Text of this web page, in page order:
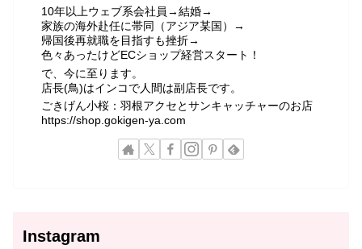
10年以上ウェブ系会社員→結婚→
家族の海外赴任に帯同（アジア某国）→
帰国後再就職を目指すも挫折→
色々あったけどECショップ経営スタート！
で、今に至ります。
店長(鳥)はインコで人間は副店長です。
ごきげん小桜：羽根アクセとサンキャッチャーのお店
https://shop.gokigen-ya.com
Instagram